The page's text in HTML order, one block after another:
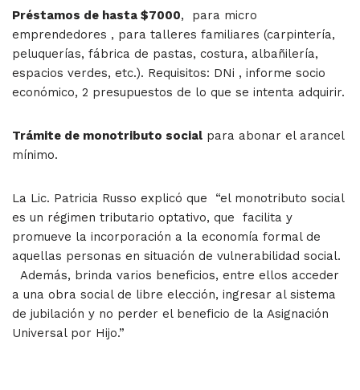
Préstamos de hasta $7000, para micro
emprendedores , para talleres familiares (carpintería,
peluquerías, fábrica de pastas, costura, albañilería,
espacios verdes, etc.). Requisitos: DNi , informe socio
económico, 2 presupuestos de lo que se intenta adquirir.
Trámite de monotributo social para abonar el arancel
mínimo.
La Lic. Patricia Russo explicó que “el monotributo social
es un régimen tributario optativo, que facilita y
promueve la incorporación a la economía formal de
aquellas personas en situación de vulnerabilidad social.
Además, brinda varios beneficios, entre ellos acceder
a una obra social de libre elección, ingresar al sistema
de jubilación y no perder el beneficio de la Asignación
Universal por Hijo.”